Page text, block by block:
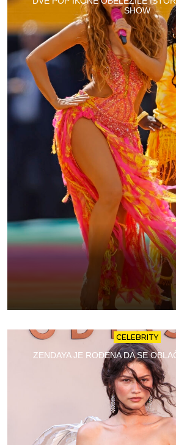
SHOW
CELEBRITY
ZENDAYA JE ROĐENA DA SE